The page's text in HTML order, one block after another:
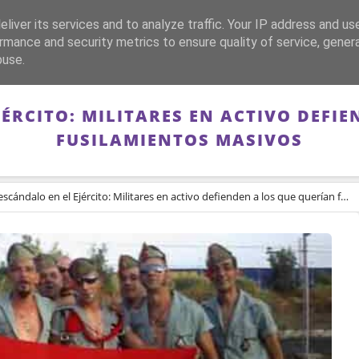
FRANQUISMO GUERRA DE ESPAÑA MEMORIA
MILITARES EN ACTIVO
FUSILAMIENTOS MASIVOS
en el Ejército: Militares en activo defienden a los que querían fusilamientos masivos
its services and to analyze traffic. Your IP address and
and security metrics to ensure quality of service,